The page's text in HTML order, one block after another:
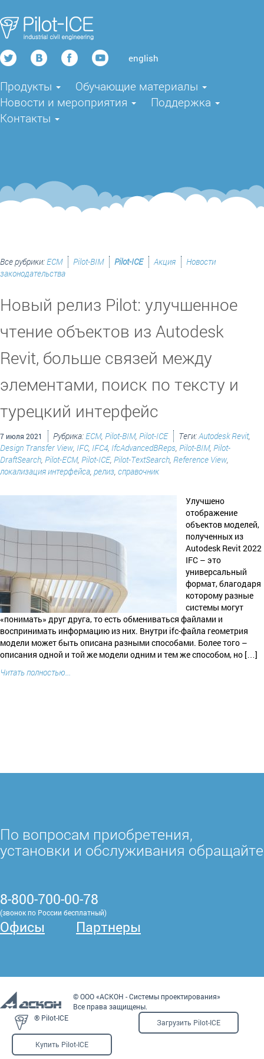
english
Продукты
Обучающие материалы
Новости и мероприятия
Поддержка
Контакты
Все рубрики:ECM Pilot-BIM Pilot-ICE Акция
Новости
законодательства
Новый релиз Pilot: улучшенное
чтение объектов из Autodesk
Revit, больше связей между
элементами, поиск по тексту и
турецкий интерфейс
7 июля 2021 Рубрика:ECM, Pilot-BIM, Pilot-ICE Теги:Autodesk Revit,
Design Transfer View, IFC, IFC4, IfcAdvancedBReps, Pilot-BIM, Pilot-
DraftSearch, Pilot-ECM, Pilot-ICE, Pilot-TextSearch, Reference View,
локализация интерфейса, релиз, справочник
Улучшено
отображение
объектов моделей,
полученных из
Autodesk Revit 2022
IFC – это
универсальный
формат, благодаря
которому разные
системы могут
«понимать» друг друга, то есть обмениваться файлами и
воспринимать информацию из них. Внутри ifc-файла геометрия
модели может быть описана разными способами. Более того –
описания одной и той же модели одним и тем же способом, но […]
Читать полностью...
По вопросам приобретения,
установки и обслуживания
8-800-700-00-78
(звонок по России бесплатный)
Офисы Партнеры
© ООО «АСКОН - Системы проектирования»
Все права защищены.
® Pilot-ICE
Загрузить Pilot-ICE
Купить Pilot-ICE